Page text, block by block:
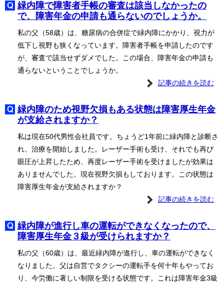
緑内障で障害者手帳の審査は該当しなかったの
で、障害年金の申請も通らないのでしょうか。
私の父（58歳）は、糖尿病の合併症で緑内障にかかり、視力が
低下し視野も狭くなっています。障害者手帳を申請したのです
が、審査で該当せずダメでした。この場合、障害年金の申請も
通らないということでしょうか。
記事の続きを読む
緑内障のため視野欠損もある状態は障害厚生年金
が支給されますか？
私は現在50代男性会社員です。ちょうど1年前に緑内障と診断さ
れ、治療を開始しました。レーザー手術も受け、それでも再び
眼圧が上昇したため、再度レーザー手術を受けましたが効果は
ありませんでした。現在視野欠損もしております。この状態は
障害厚生年金が支給されますか？
記事の続きを読む
緑内障が進行し車の運転ができなくなったので、
障害厚生年金３級が受けられますか？
私の父（60歳）は、最近緑内障が進行し、車の運転ができなく
なりました。父は自営でタクシーの運転手を何十年もやってお
り、今労働に著しい制限を受ける状態です。これは障害年金3級